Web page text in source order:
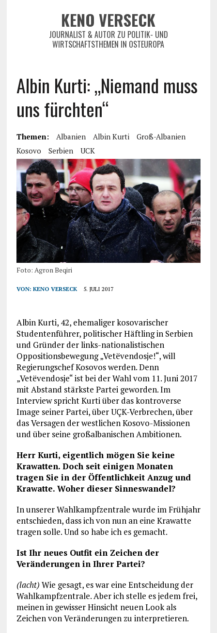
KENO VERSECK
JOURNALIST & AUTOR ZU POLITIK- UND
WIRTSCHAFTSTHEMEN IN OSTEUROPA
Albin Kurti: „Niemand muss
uns fürchten“
Themen: Albanien Albin Kurti
Groß-Albanien
Kosovo
Serbien UCK
Foto: Agron Beqiri
VON: KENO VERSECK 5. JULI 2017
Albin Kurti, 42, ehemaliger kosovarischer
Studentenführer, politischer Häftling in Serbien
und Gründer der links-nationalistischen
Oppositionsbewegung „Vetëvendosje!“, will
Regierungschef Kosovos werden. Denn
„Vetëvendosje“ ist bei der Wahl vom 11. Juni 2017
mit Abstand stärkste Partei geworden. Im
Interview spricht Kurti über das kontroverse
Image seiner Partei, über UÇK-Verbrechen, über
das Versagen der westlichen Kosovo-Missionen
und über seine großalbanischen Ambitionen.
Herr Kurti, eigentlich mögen Sie keine
Krawatten. Doch seit einigen Monaten
tragen Sie in der Öffentlichkeit Anzug und
Krawatte. Woher dieser Sinneswandel?
In unserer Wahlkampfzentrale wurde im Frühjahr
entschieden, dass ich von nun an eine Krawatte
tragen solle. Und so habe ich es gemacht.
Ist Ihr neues Outfit ein Zeichen der
Veränderungen in Ihrer Partei?
(lacht) Wie gesagt, es war eine Entscheidung der
Wahlkampfzentrale. Aber ich stelle es jedem frei,
meinen in gewisser Hinsicht neuen Look als
Zeichen von Veränderungen zu interpretieren.